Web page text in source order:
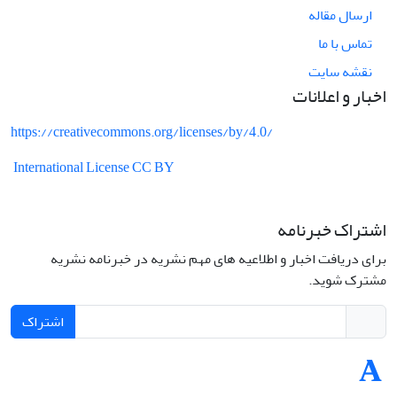
ارسال مقاله
تماس با ما
نقشه سایت
اخبار و اعلانات
https://creativecommons.org/licenses/by/4.0/
International License CC BY
اشتراک خبرنامه
برای دریافت اخبار و اطلاعیه های مهم نشریه در خبرنامه نشریه
مشترک شوید.
اشتراک